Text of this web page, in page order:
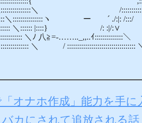
:::::::::::::::＼ /:::::::::::
:::::::::::::::ヽ ー ´ ./:|: /:::/
＼:::::: |::::} /: :|/:∨
＼ﾉ 八≧=-…….._,,..ｲ::::::::::::::＼
＼ / ::::::::::::::::::::::::::::::::::
オナホ作成」能力を手に
カにされて追放される話